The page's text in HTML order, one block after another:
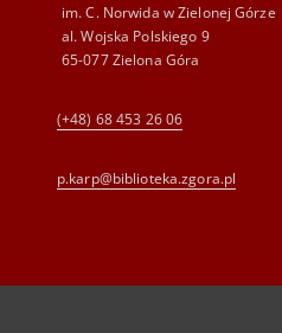
im. C. Norwida w Zielonej Górze
al. Wojska Polskiego 9
65-077 Zielona Góra
(+48) 68 453 26 06
p.karp@biblioteka.zgora.pl